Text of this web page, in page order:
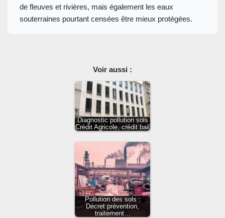
de fleuves et rivières, mais également les eaux
souterraines pourtant censées être mieux protégées.
Voir aussi :
Diagnostic pollution sols
Crédit Agricole, crédit bail
Pollution des sols :
Décret prévention,
traitement…